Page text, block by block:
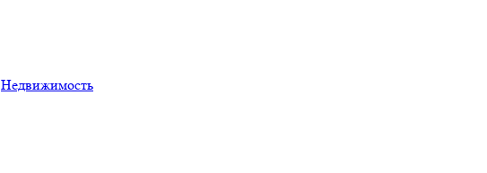
Недвижимость